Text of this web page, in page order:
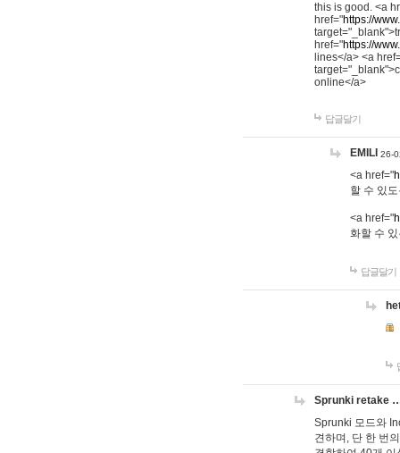
this is good. <a
href="https://
href="https://
lines</a> <a
online</a>
답글달기
EMILI 26-
<a href="
할 수 있
<a href="
화할 수
답글달기
Sprunki retake
Sprunki 모드와
견하며, 단 한 번